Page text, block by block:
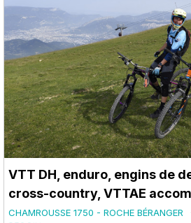
VTT DH, enduro, engins de
cross-country, VTTAE
CHAMROUSSE 1750 - ROCHE BÉRANGER